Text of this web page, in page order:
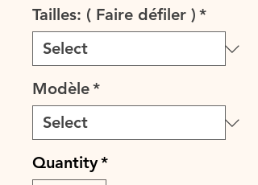
Tailles: ( Faire défiler ) *
Modèle*
Quantity*